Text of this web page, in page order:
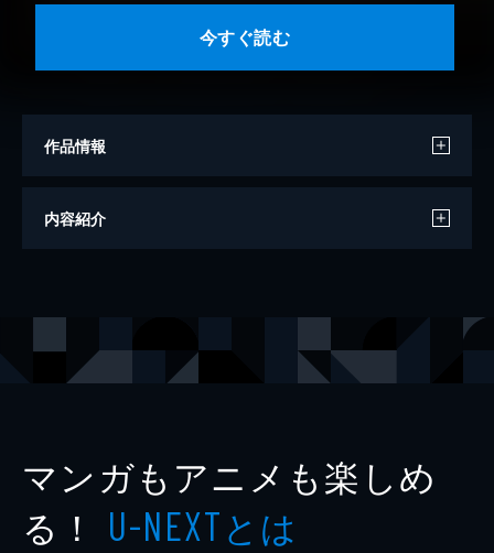
今すぐ読む
作品情報
撮影
内容紹介
マンガもアニメも楽しめ
る！ U-NEXTとは